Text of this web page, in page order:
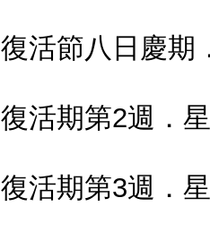
復活節八日慶期
復活期第2週．
復活期第3週．